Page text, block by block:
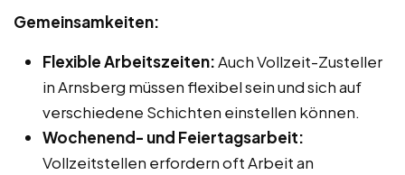
Gemeinsamkeiten:
Flexible Arbeitszeiten:Auch Vollzeit-Zusteller
in Arnsberg müssen flexibel sein und sich auf
verschiedene Schichten einstellen können.
Wochenend- und Feiertagsarbeit:
Vollzeitstellen erfordern oft Arbeit an